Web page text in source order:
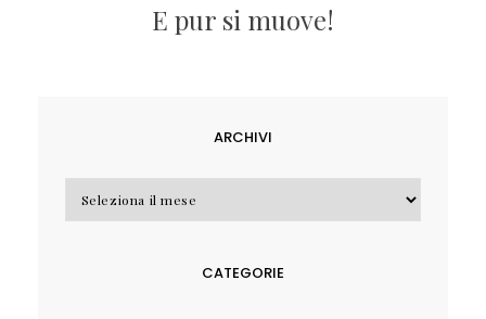
E pur si muove!
ARCHIVI
CATEGORIE